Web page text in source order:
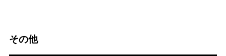
その他